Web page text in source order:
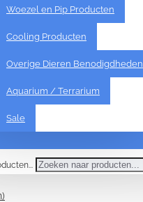
Woezel en Pip Producten
Cooling Producten
Overige Dieren Benodigdheden
Aquarium / Terrarium
Sale